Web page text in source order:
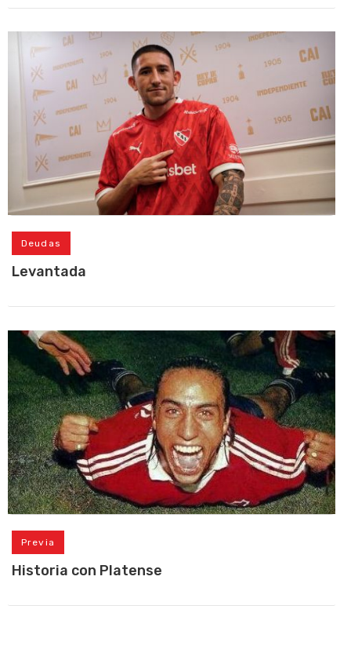
Deudas
Levantada
Previa
Historia con Platense